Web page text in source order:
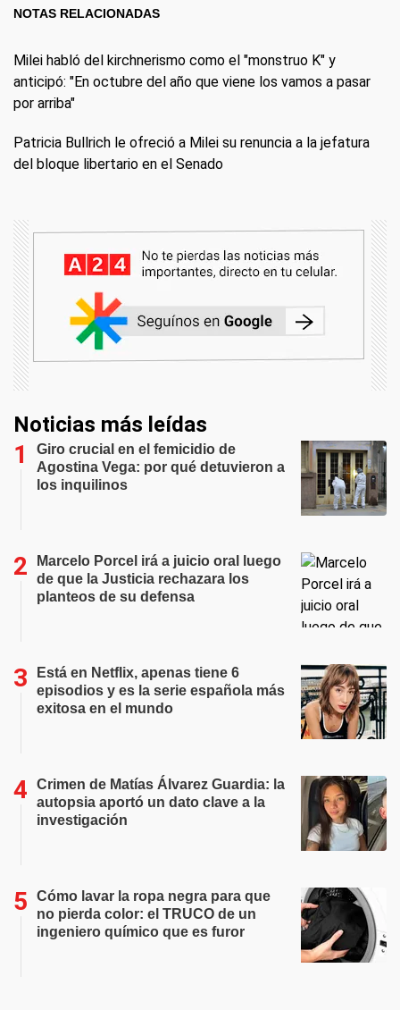
NOTAS RELACIONADAS
Milei habló del kirchnerismo como el "monstruo K" y
anticipó: "En octubre del año que viene los vamos a pasar
por arriba"
Patricia Bullrich le ofreció a Milei su renuncia a la jefatura
del bloque libertario en el Senado
Noticias más leídas
Giro crucial en el femicidio de
Agostina Vega: por qué detuvieron a
los inquilinos
Marcelo Porcel irá a juicio oral luego
de que la Justicia rechazara los
planteos de su defensa
Está en Netflix, apenas tiene 6
episodios y es la serie española más
exitosa en el mundo
Crimen de Matías Álvarez Guardia: la
autopsia aportó un dato clave a la
investigación
Cómo lavar la ropa negra para que
no pierda color: el TRUCO de un
ingeniero químico que es furor